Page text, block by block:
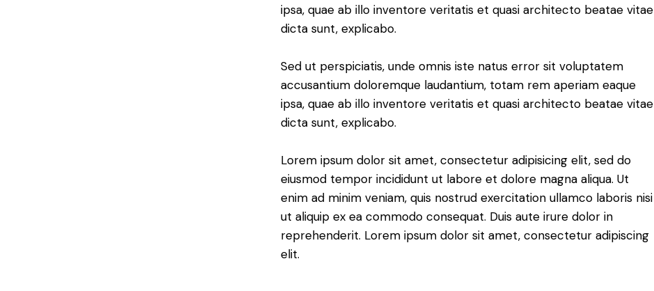
ipsa, quae ab illo inventore veritatis et quasi architecto beatae vitae
dicta sunt, explicabo.
Sed ut perspiciatis, unde omnis iste natus error sit voluptatem
accusantium doloremque laudantium, totam rem aperiam eaque
ipsa, quae ab illo inventore veritatis et quasi architecto beatae vitae
dicta sunt, explicabo.
Lorem ipsum dolor sit amet, consectetur adipisicing elit, sed do
eiusmod tempor incididunt ut labore et dolore magna aliqua. Ut
enim ad minim veniam, quis nostrud exercitation ullamco laboris nisi
ut aliquip ex ea commodo consequat. Duis aute irure dolor in
reprehenderit. Lorem ipsum dolor sit amet, consectetur adipiscing
elit.